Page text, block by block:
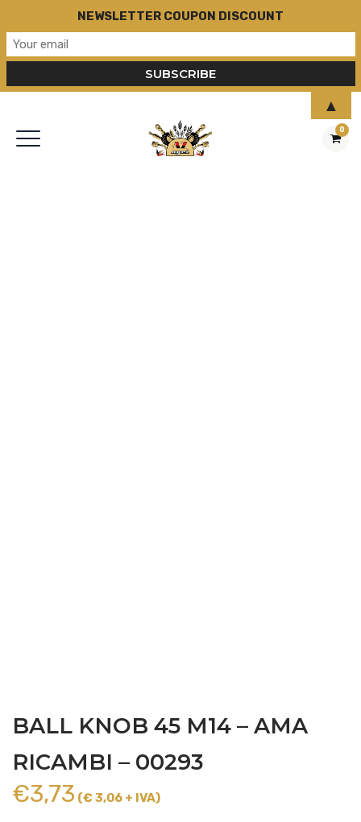
0
BALL KNOB 45 M14 – AMA
RICAMBI – 00293
€3,73 (€ 3,06 + IVA)
NEWSLETTER COUPON DISCOUNT
▲